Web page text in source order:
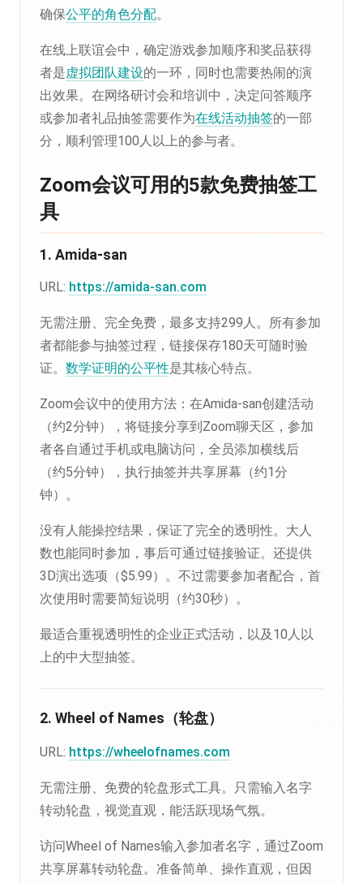
确保公平的角色分配。
在线上联谊会中，确定游戏参加顺序和奖品获得
者是虚拟团队建设的一环，同时也需要热闹的演
出效果。在网络研讨会和培训中，决定问答顺序
或参加者礼品抽签需要作为在线活动抽签的一部
分，顺利管理100人以上的参与者。
Zoom会议可用的5款免费抽签工
具
1. Amida-san
URL: https://amida-san.com
无需注册、完全免费，最多支持299人。所有参加
者都能参与抽签过程，链接保存180天可随时验
证。 数学证明的公平性是其核心特点。
Zoom会议中的使用方法：在Amida-san创建活动
（约2分钟），将链接分享到Zoom聊天区，参加
者各自通过手机或电脑访问，全员添加横线后
（约5分钟），执行抽签并共享屏幕（约1分
钟）。
没有人能操控结果，保证了完全的透明性。大人
数也能同时参加，事后可通过链接验证。还提供
3D演出选项（$5.99）。不过需要参加者配合，首
次使用时需要简短说明（约30秒）。
最适合重视透明性的企业正式活动，以及10人以
上的中大型抽签。
2. Wheel of Names（轮盘）
URL: https://wheelofnames.com
无需注册、免费的轮盘形式工具。只需输入名字
转动轮盘，视觉直观，能活跃现场气氛。
访问Wheel of Names输入参加者名字，通过Zoom
共享屏幕转动轮盘。准备简单、操作直观，但因